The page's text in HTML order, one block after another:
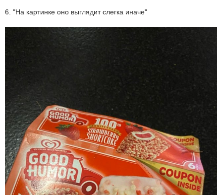
6. "На картинке оно выглядит слегка иначе"